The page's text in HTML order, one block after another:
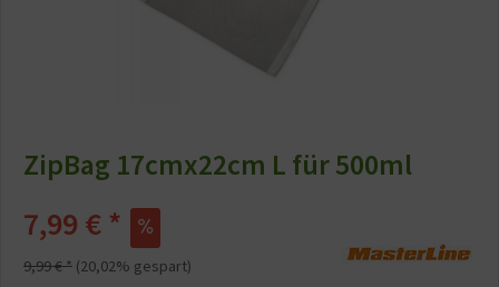
ZipBag 17cmx22cm L für 500ml
7,99 € *
9,99 € * (20,02% gespart)